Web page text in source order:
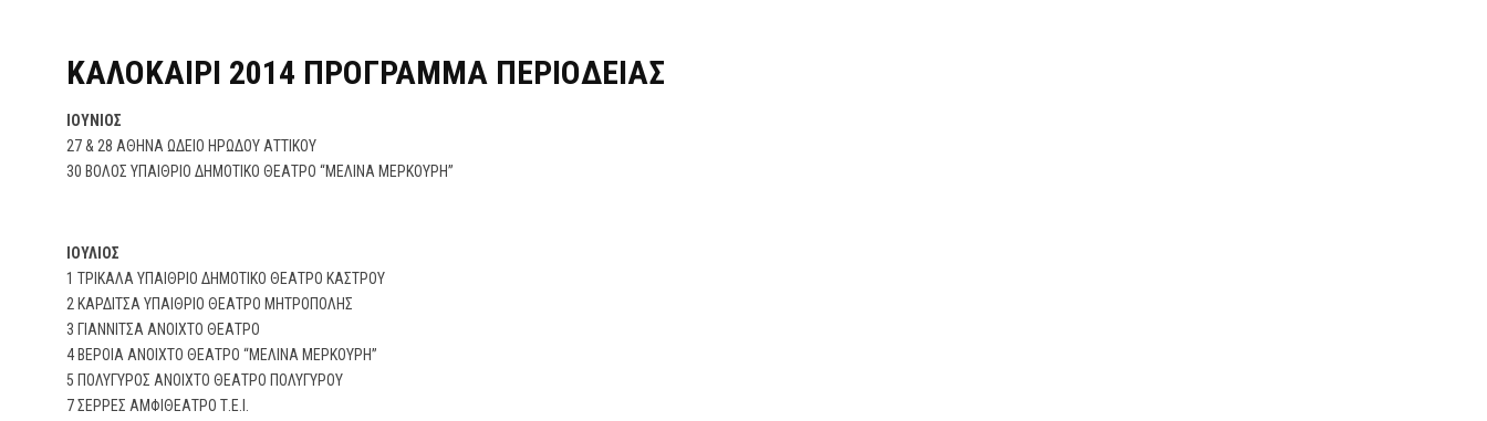
ΚΑΛΟΚΑΙΡΙ 2014 ΠΡΟΓΡΑΜΜΑ ΠΕΡΙΟΔΕΙΑΣ
ΙΟΥΝΙΟΣ
27 & 28 ΑΘΗΝΑ ΩΔΕΙΟ ΗΡΩΔΟΥ ΑΤΤΙΚΟΥ
30 ΒΟΛΟΣ ΥΠΑΙΘΡΙΟ ΔΗΜΟΤΙΚΟ ΘΕΑΤΡΟ “ΜΕΛΙΝΑ ΜΕΡΚΟΥΡΗ”
ΙΟΥΛΙΟΣ
1 ΤΡΙΚΑΛΑ ΥΠΑΙΘΡΙΟ ΔΗΜΟΤΙΚΟ ΘΕΑΤΡΟ ΚΑΣΤΡΟΥ
2 ΚΑΡΔΙΤΣΑ ΥΠΑΙΘΡΙΟ ΘΕΑΤΡΟ ΜΗΤΡΟΠΟΛΗΣ
3 ΓΙΑΝΝΙΤΣΑ ΑΝΟΙΧΤΟ ΘΕΑΤΡΟ
4 ΒΕΡΟΙΑ ΑΝΟΙΧΤΟ ΘΕΑΤΡΟ “ΜΕΛΙΝΑ ΜΕΡΚΟΥΡΗ”
5 ΠΟΛΥΓΥΡΟΣ ΑΝΟΙΧΤΟ ΘΕΑΤΡΟ ΠΟΛΥΓΥΡΟΥ
7 ΣΕΡΡΕΣ ΑΜΦΙΘΕΑΤΡΟ Τ.Ε.Ι.